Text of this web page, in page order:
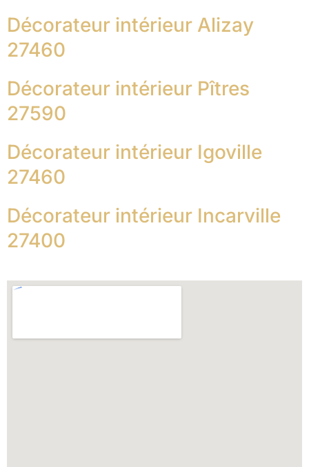
Décorateur intérieur Alizay
27460
Décorateur intérieur Pîtres
27590
Décorateur intérieur Igoville
27460
Décorateur intérieur Incarville
27400